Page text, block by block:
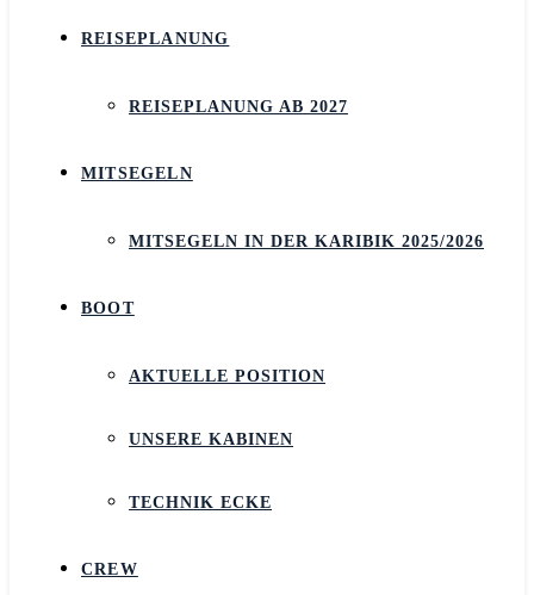
REISEPLANUNG
REISEPLANUNG AB 2027
MITSEGELN
MITSEGELN IN DER KARIBIK 2025/2026
BOOT
AKTUELLE POSITION
UNSERE KABINEN
TECHNIK ECKE
CREW